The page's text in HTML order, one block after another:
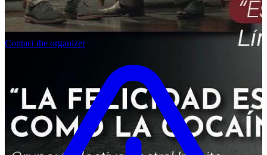
Contact the organizer